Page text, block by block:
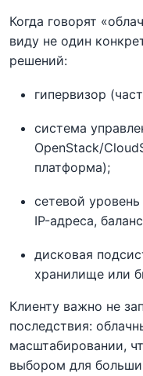
Когда говорят
виду не один
решений:
гипервизор
система
OpenStack/
платформа);
сетевой
IP-адреса,
дисковая
хранилище или
Клиенту важно не
последствия:
масштабировании,
выбором для